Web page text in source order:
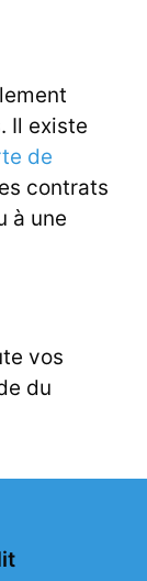
Il existe
de
contrats
à une
vos
du